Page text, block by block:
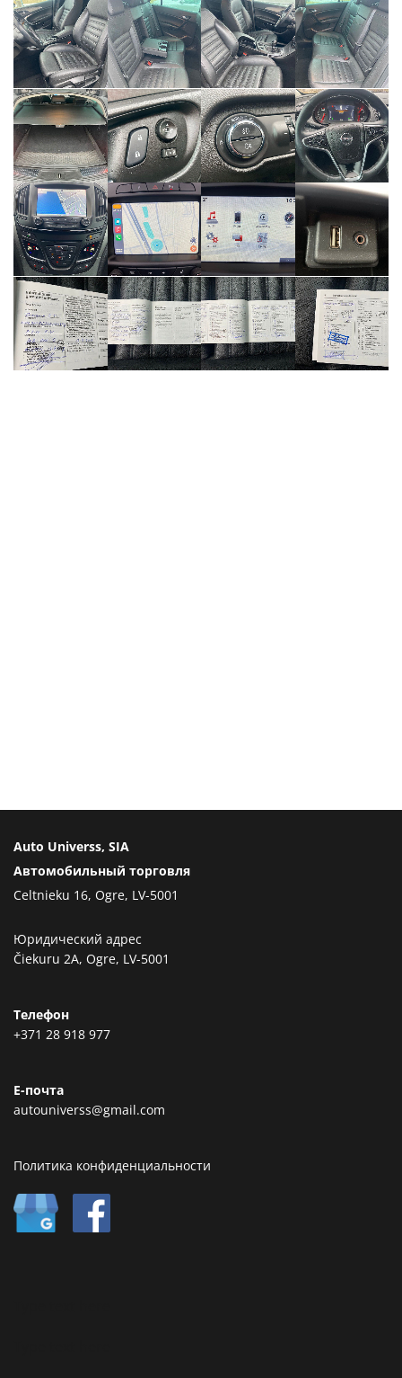
Auto Universs, SIA
Автомобильный торговля
Celtnieku 16, Ogre, LV-5001
Юридический адрес
Čiekuru 2A, Ogre, LV-5001
Телефон
+371 28 918 977
Е-почта
autouniverss@gmail.com
Политика конфиденциальности